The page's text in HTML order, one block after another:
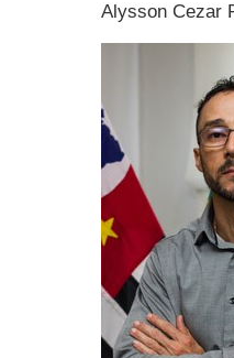
Alysson Cezar